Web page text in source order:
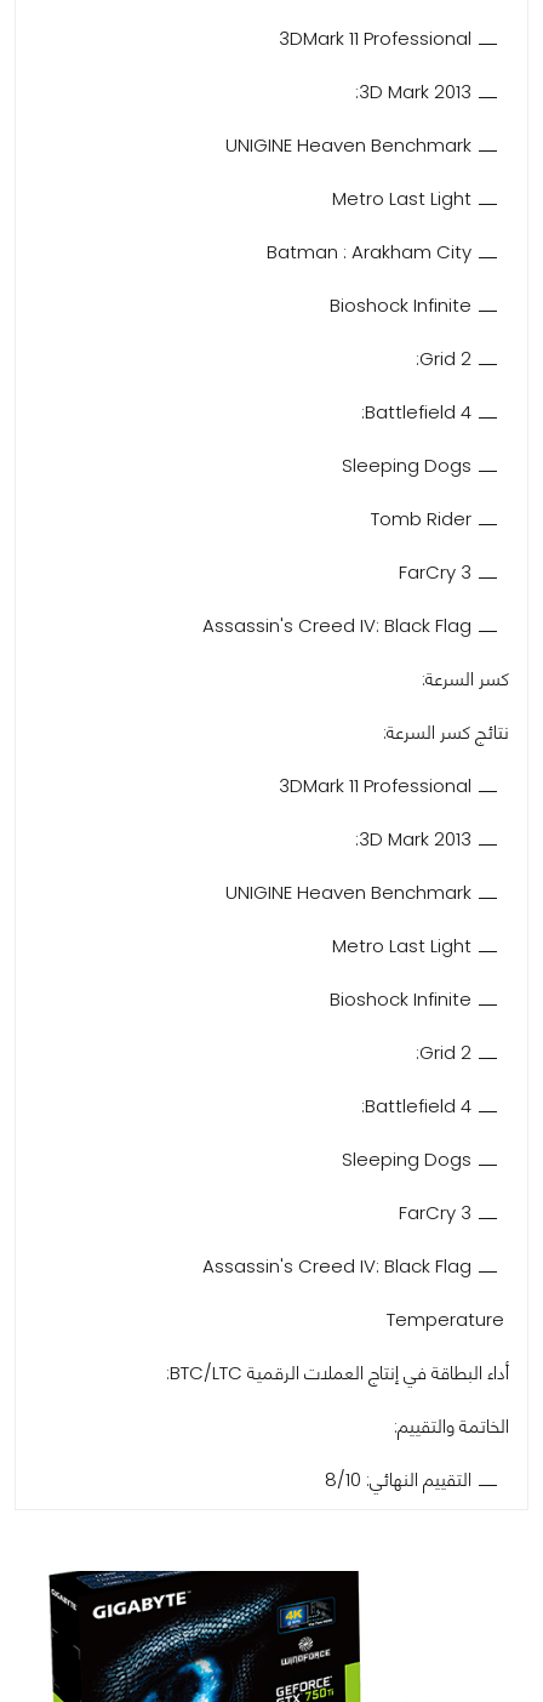
3DMark 11 Professional
3D Mark 2013:
UNIGINE Heaven Benchmark
Metro Last Light
Batman : Arakham City
Bioshock Infinite
Grid 2:
Battlefield 4:
Sleeping Dogs
Tomb Rider
FarCry 3
Assassin's Creed IV: Black Flag
كسر السرعة:
نتائج كسر السرعة:
3DMark 11 Professional
3D Mark 2013:
UNIGINE Heaven Benchmark
Metro Last Light
Bioshock Infinite
Grid 2:
Battlefield 4:
Sleeping Dogs
FarCry 3
Assassin's Creed IV: Black Flag
أداء البطاقة في إنتاج العملات الرقمية BTC/LTC:
الخاتمة والتقييم:
التقييم النهائي: 8/10